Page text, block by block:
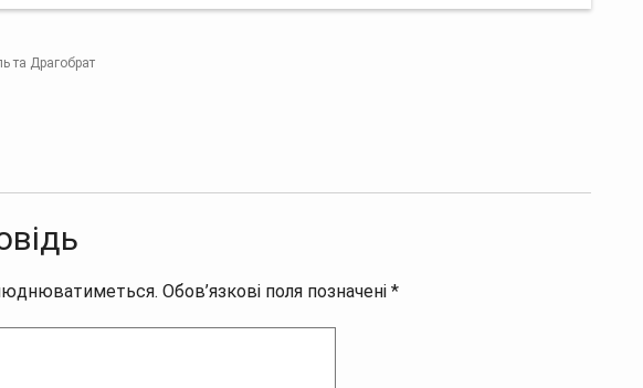
та Драгобрат
Обов’язкові поля позначені *